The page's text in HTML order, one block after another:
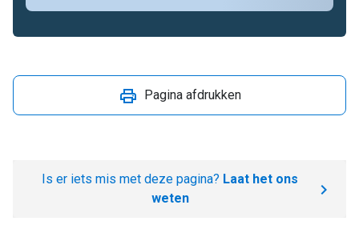
Pagina afdrukken
Is er iets mis met deze pagina? Laat het ons
weten